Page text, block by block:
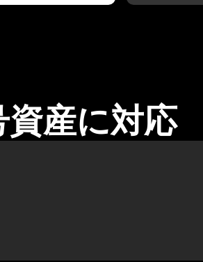
産に対応